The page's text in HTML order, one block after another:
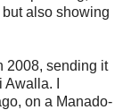
also showing
2008, sending it
I
on a Manado-